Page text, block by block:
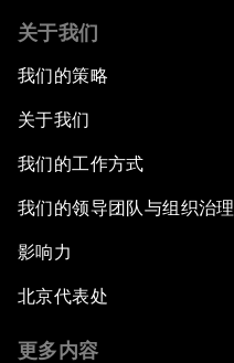
关于我们
我们的策略
关于我们
我们的工作方式
我们的领导团队与组织治理
影响力
北京代表处
更多内容